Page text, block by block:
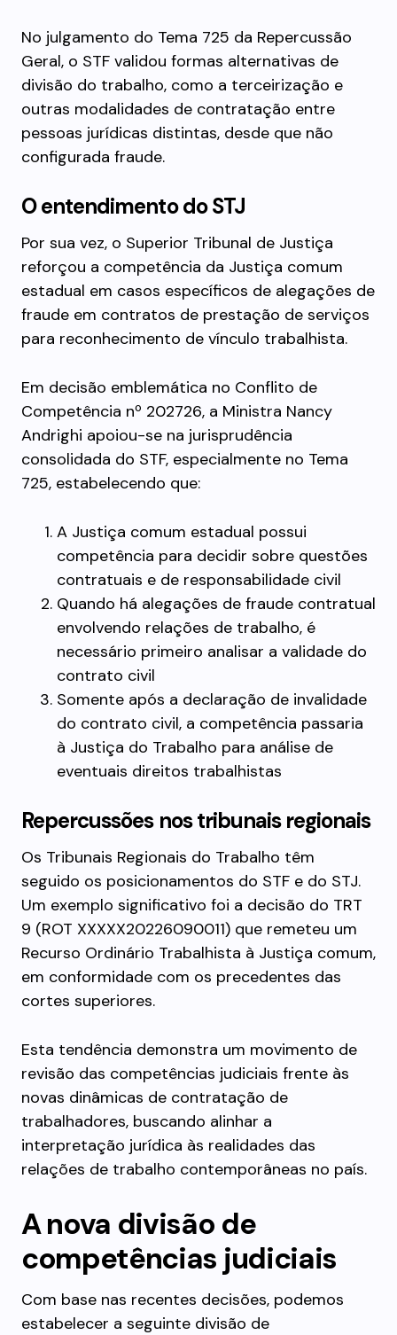
No julgamento do Tema 725 da Repercussão
Geral, o STF validou formas alternativas de
divisão do trabalho, como a terceirização e
outras modalidades de contratação entre
pessoas jurídicas distintas, desde que não
configurada fraude.
O entendimento do STJ
Por sua vez, o Superior Tribunal de Justiça
reforçou a competência da Justiça comum
estadual em casos específicos de alegações de
fraude em contratos de prestação de serviços
para reconhecimento de vínculo trabalhista.
Em decisão emblemática no Conflito de
Competência nº 202726, a Ministra Nancy
Andrighi apoiou-se na jurisprudência
consolidada do STF, especialmente no Tema
725, estabelecendo que:
A Justiça comum estadual possui
competência para decidir sobre questões
contratuais e de responsabilidade civil
Quando há alegações de fraude contratual
envolvendo relações de trabalho, é
necessário primeiro analisar a validade do
contrato civil
Somente após a declaração de invalidade
do contrato civil, a competência passaria
à Justiça do Trabalho para análise de
eventuais direitos trabalhistas
Repercussões nos tribunais regionais
Os Tribunais Regionais do Trabalho têm
seguido os posicionamentos do STF e do STJ.
Um exemplo significativo foi a decisão do TRT
9 (ROT XXXXX20226090011) que remeteu um
Recurso Ordinário Trabalhista à Justiça comum,
em conformidade com os precedentes das
cortes superiores.
Esta tendência demonstra um movimento de
revisão das competências judiciais frente às
novas dinâmicas de contratação de
trabalhadores, buscando alinhar a
interpretação jurídica às realidades das
relações de trabalho contemporâneas no país.
A nova divisão de
competências judiciais
Com base nas recentes decisões, podemos
estabelecer a seguinte divisão de